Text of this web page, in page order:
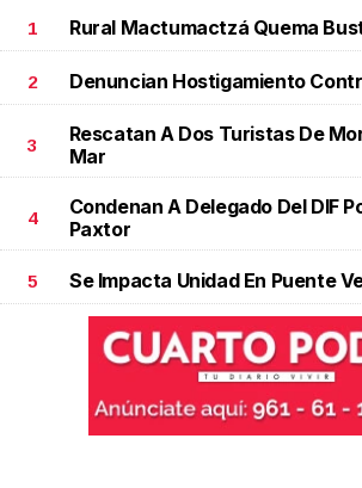
1 Rural Mactumactzá Quema
2 Denuncian Hostigamiento
3
Rescatan A Dos Turistas De
Mar
4
Condenan A Delegado Del DIF
Paxtor
5 Se Impacta Unidad En Puente